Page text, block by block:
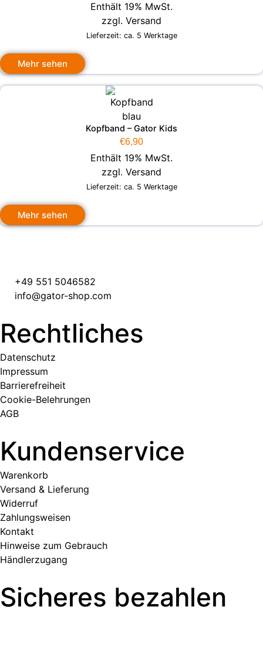
Enthält 19% MwSt.
zzgl. Versand
Lieferzeit: ca. 5 Werktage
Mehr sehen
Kopfband – Gator Kids
€6,90
Enthält 19% MwSt.
zzgl. Versand
Lieferzeit: ca. 5 Werktage
Mehr sehen
+49 551 5046582
info@gator-shop.com
Rechtliches
Datenschutz
Impressum
Barrierefreiheit
Cookie-Belehrungen
AGB
Kundenservice
Warenkorb
Versand & Lieferung
Widerruf
Zahlungsweisen
Kontakt
Hinweise zum Gebrauch
Händlerzugang
Sicheres bezahlen